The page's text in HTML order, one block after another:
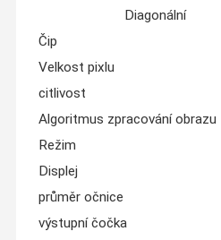
Diagonální
Čip
Velkost pixlu
citlivost
Algoritmus zpracování obrazu
Režim
Displej
průměr očnice
výstupní čočka